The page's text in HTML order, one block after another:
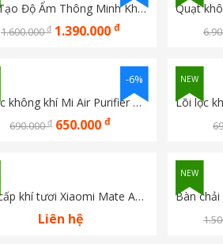
Máy Tạo Độ Ẩm Thông Minh Không Phun Sương Xiaomi Mijia 2 Lite
1.600.000đ 1.390.000 đ
Lõi lọc không khí Mi Air Purifier HEPA Filter SCG4021GL cho các máy 2h/2s/3h/3s/3c/Pro
690.000đ 650.000đ
-6% NEW
Máy cấp khí tươi Xiaomi Mate A1 kết nối App Xiaomi Home
Liên hệ
NEW